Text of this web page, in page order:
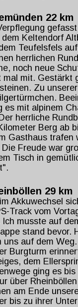
22 km
Keltendorf
Teufelsfels
herrlichen
noch neue
mal mit.
Zu
es mit alpinem
herrliche
Berg ab
Gasthaus
Freude war
Tisch in
29 km
Akkuwechsel
Track vom
musste auf
stand
uns auf dem
Burgturm
dem
ging es
über
am Ende
bis zu ihrer